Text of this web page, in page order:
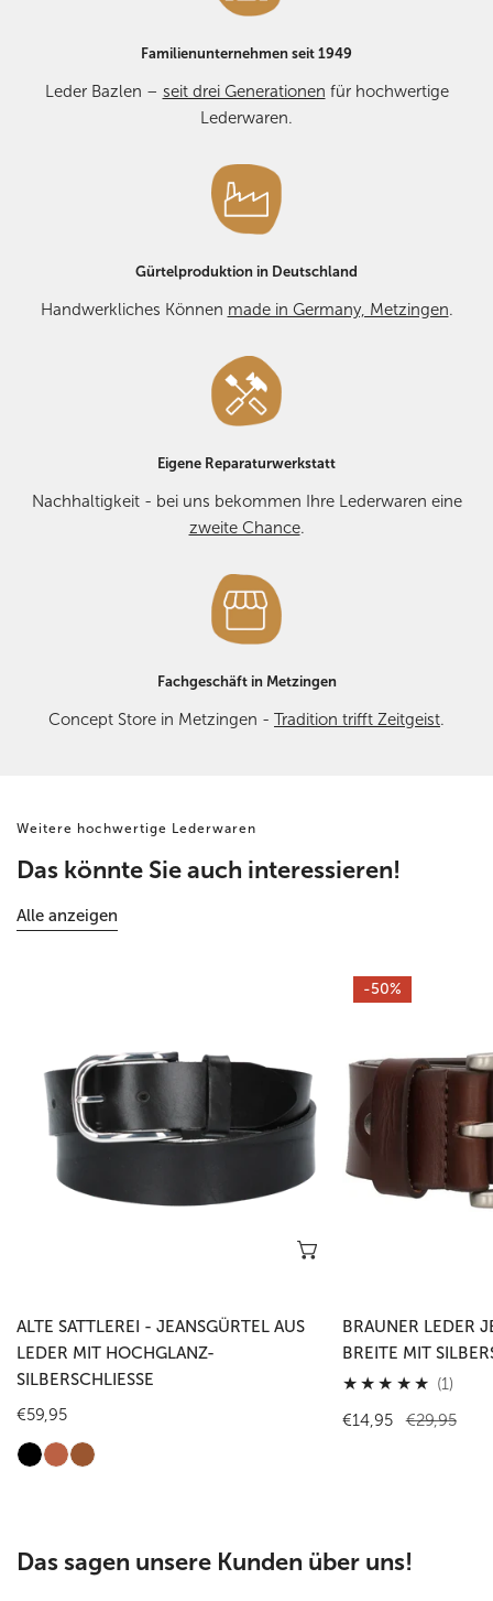
uns bitte vorab – wir helfen Ihnen schnell und unkompliziert
weiter. KONTAKT:E-MAILoder Telefon +49 7123 2534.
Familienunternehmen seit 1949
Leder Bazlen – seit drei Generationen für hochwertige
Lederwaren.
Gürtelproduktion in Deutschland
Handwerkliches Können made in Germany, Metzingen.
Eigene Reparaturwerkstatt
Nachhaltigkeit - bei uns bekommen Ihre Lederwaren eine
zweite Chance.
Fachgeschäft in Metzingen
Concept Store in Metzingen - Tradition trifft Zeitgeist.
Weitere hochwertige Lederwaren
Das könnte Sie auch interessieren!
Alle anzeigen
Jeansgürtel
Leder
Hochglanz-
Silberschließe
ALTE SATTLEREI - JEANSGÜRTEL AUS
LEDER MIT HOCHGLANZ-
SILBERSCHLIESSE
Regulärer
Preis
€59,95
Brauner
Leder
4cm
Breite
mit
Silberschließe
-50%
BRAUNER LEDER
BREITE MIT
(1)1
Verkaufspreis
€14,95
Regulärer€29,95
Das sagen unsere Kunden über uns!